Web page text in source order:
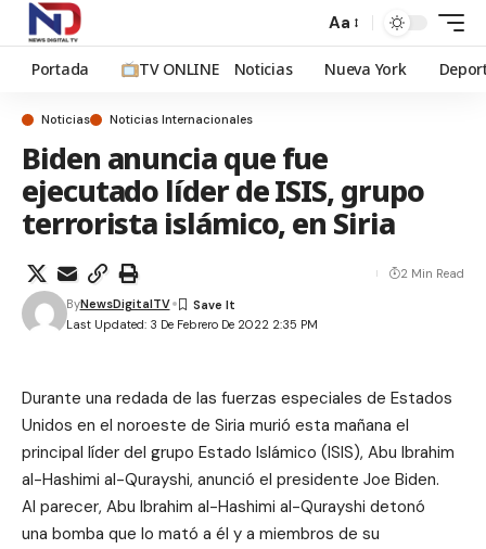
Aa
Portada TV ONLINE Noticias Nueva York
Noticias Noticias Internacionales
Biden anuncia que fue
ejecutado líder de ISIS, grupo
terrorista islámico, en Siria
Last Updated: 3 De Febrero De 2022 2:35 PM
ByNewsDigitalTV
2 Min Read
Durante una redada de las fuerzas especiales de Estados
Unidos en el noroeste de Siria murió esta mañana el
principal líder del grupo Estado Islámico (ISIS), Abu Ibrahim
al-Hashimi al-Qurayshi, anunció el presidente Joe Biden.
Al parecer, Abu Ibrahim al-Hashimi al-Qurayshi detonó
una bomba que lo mató a él y a miembros de su